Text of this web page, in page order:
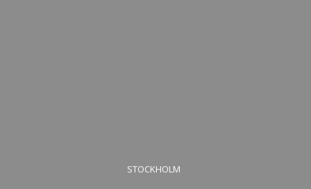
STOCKHOLM